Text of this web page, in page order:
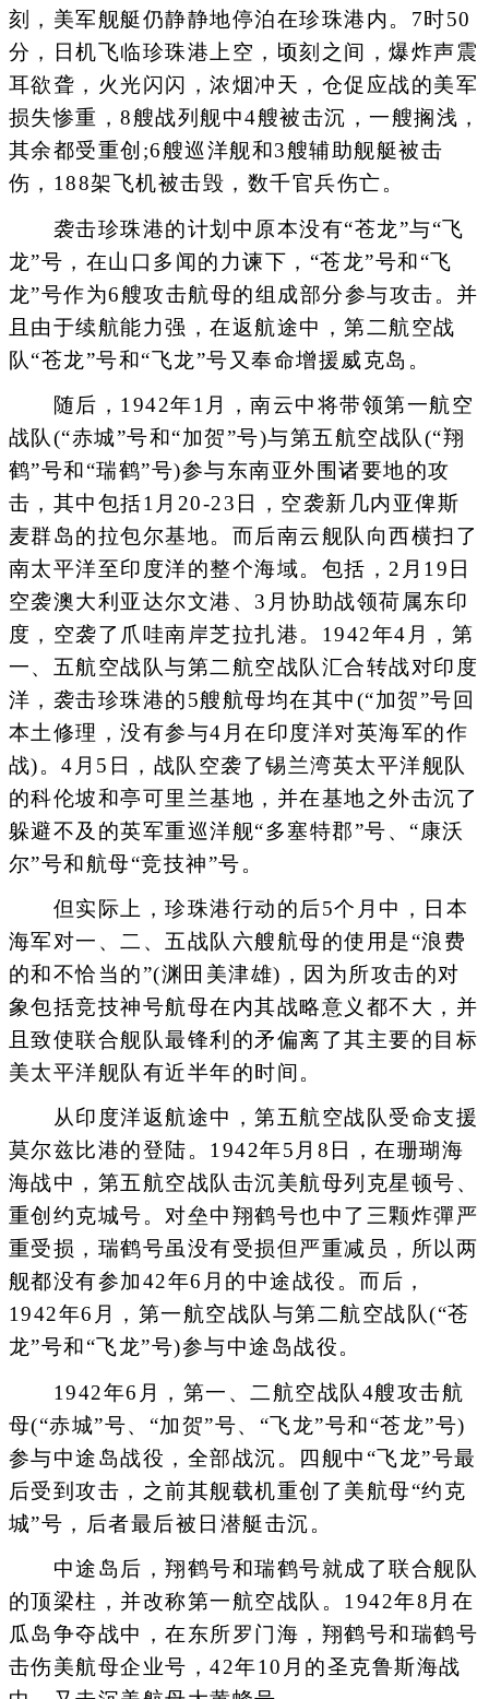
刻，美军舰艇仍静静地停泊在珍珠港内。7时50
分，日机飞临珍珠港上空，顷刻之间，爆炸声震
耳欲聋，火光闪闪，浓烟冲天，仓促应战的美军
损失惨重，8艘战列舰中4艘被击沉，一艘搁浅，
其余都受重创;6艘巡洋舰和3艘辅助舰艇被击
伤，188架飞机被击毁，数千官兵伤亡。
袭击珍珠港的计划中原本没有“苍龙”与“飞
龙”号，在山口多闻的力谏下，“苍龙”号和“飞
龙”号作为6艘攻击航母的组成部分参与攻击。并
且由于续航能力强，在返航途中，第二航空战
队“苍龙”号和“飞龙”号又奉命增援威克岛。
随后，1942年1月，南云中将带领第一航空
战队(“赤城”号和“加贺”号)与第五航空战队(“翔
鹤”号和“瑞鹤”号)参与东南亚外围诸要地的攻
击，其中包括1月20-23日，空袭新几内亚俾斯
麦群岛的拉包尔基地。而后南云舰队向西横扫了
南太平洋至印度洋的整个海域。包括，2月19日
空袭澳大利亚达尔文港、3月协助战领荷属东印
度，空袭了爪哇南岸芝拉扎港。1942年4月，第
一、五航空战队与第二航空战队汇合转战对印度
洋，袭击珍珠港的5艘航母均在其中(“加贺”号回
本土修理，没有参与4月在印度洋对英海军的作
战)。4月5日，战队空袭了锡兰湾英太平洋舰队
的科伦坡和亭可里兰基地，并在基地之外击沉了
躲避不及的英军重巡洋舰“多塞特郡”号、“康沃
尔”号和航母“竞技神”号。
但实际上，珍珠港行动的后5个月中，日本
海军对一、二、五战队六艘航母的使用是“浪费
的和不恰当的”(渊田美津雄)，因为所攻击的对
象包括竞技神号航母在内其战略意义都不大，并
且致使联合舰队最锋利的矛偏离了其主要的目标
美太平洋舰队有近半年的时间。
从印度洋返航途中，第五航空战队受命支援
莫尔兹比港的登陆。1942年5月8日，在珊瑚海
海战中，第五航空战队击沉美航母列克星顿号、
重创约克城号。对垒中翔鹤号也中了三颗炸彈严
重受损，瑞鹤号虽没有受损但严重减员，所以两
舰都没有参加42年6月的中途战役。而后，
1942年6月，第一航空战队与第二航空战队(“苍
龙”号和“飞龙”号)参与中途岛战役。
1942年6月，第一、二航空战队4艘攻击航
母(“赤城”号、“加贺”号、“飞龙”号和“苍龙”号)
参与中途岛战役，全部战沉。四舰中“飞龙”号最
后受到攻击，之前其舰载机重创了美航母“约克
城”号，后者最后被日潜艇击沉。
中途岛后，翔鹤号和瑞鹤号就成了联合舰队
的顶梁柱，并改称第一航空战队。1942年8月在
瓜岛争夺战中，在东所罗门海，翔鹤号和瑞鹤号
击伤美航母企业号，42年10月的圣克鲁斯海战